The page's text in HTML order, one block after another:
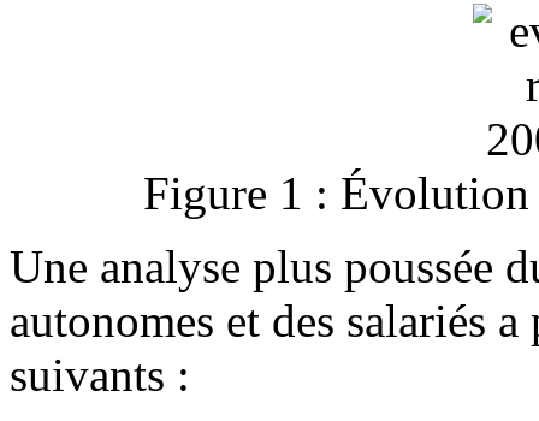
Figure 1 : Évolution
Une analyse plus poussée
autonomes et des salariés
suivants :